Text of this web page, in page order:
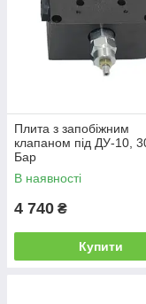
Плита з запобіжним
клапаном під ДУ-10,
Бар
В наявності
4 740 ₴
Купити